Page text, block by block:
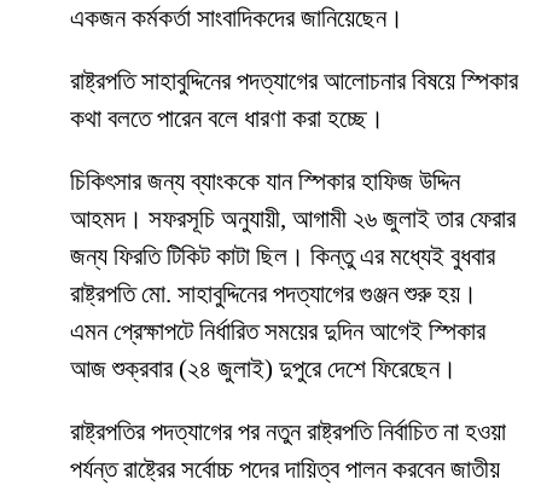
একজন কর্মকর্তা সাংবাদিকদের জানিয়েছেন।
রাষ্ট্রপতি সাহাবুদ্দিনের পদত্যাগের আলোচনার বিষয়ে স্পিকার
কথা বলতে পারেন বলে ধারণা করা হচ্ছে।
চিকিৎসার জন্য ব্যাংককে যান স্পিকার হাফিজ উদ্দিন
আহমদ। সফরসূচি অনুযায়ী, আগামী ২৬ জুলাই তার ফেরার
জন্য ফিরতি টিকিট কাটা ছিল। কিন্তু এর মধ্যেই বুধবার
রাষ্ট্রপতি মো. সাহাবুদ্দিনের পদত্যাগের গুঞ্জন শুরু হয়।
এমন প্রেক্ষাপটে নির্ধারিত সময়ের দুদিন আগেই স্পিকার
আজ শুক্রবার (২৪ জুলাই) দুপুরে দেশে ফিরেছেন।
রাষ্ট্রপতির পদত্যাগের পর নতুন রাষ্ট্রপতি নির্বাচিত না হওয়া
পর্যন্ত রাষ্ট্রের সর্বোচ্চ পদের দায়িত্ব পালন করবেন জাতীয়